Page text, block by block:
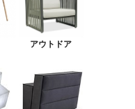
アウトドア